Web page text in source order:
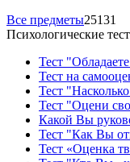
Все предметы25131
Психологические
Тест
Тест на
Тест
Тест "Оцени
Какой Вы
Тест "Как Вы
Тест «Оценка